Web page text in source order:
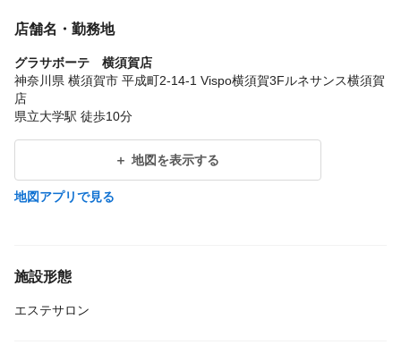
店舗名・勤務地
グラサボーテ 横須賀店
神奈川県 横須賀市 平成町2-14-1 Vispo横須賀3Fルネサンス横須賀
店
県立大学駅 徒歩10分
地図を表示する
地図アプリで見る
施設形態
エステサロン